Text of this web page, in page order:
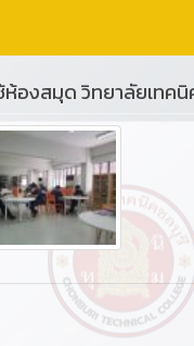
ห้องสมุด วิทยาลัยเทค